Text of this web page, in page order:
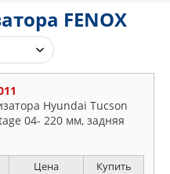
FENOX
Hyundai Tucson
04- 220 мм, задняя
Цена Купить